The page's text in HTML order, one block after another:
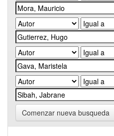
Comenzar nueva busqueda